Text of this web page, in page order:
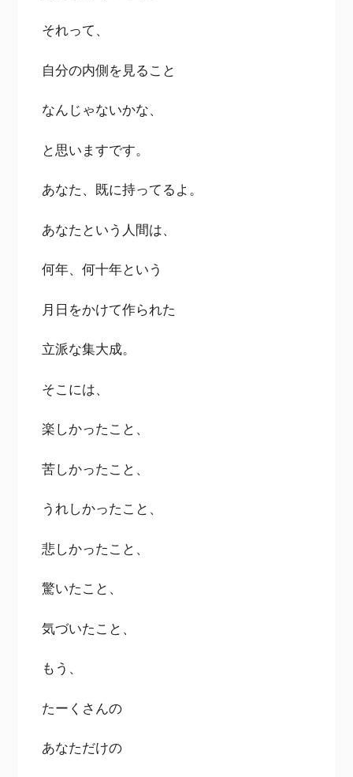
それって、
自分の内側を見ること
なんじゃないかな、
と思いますです。
あなた、既に持ってるよ。
あなたという人間は、
何年、何十年という
月日をかけて作られた
立派な集大成。
そこには、
楽しかったこと、
苦しかったこと、
うれしかったこと、
悲しかったこと、
驚いたこと、
気づいたこと、
もう、
たーくさんの
あなただけの